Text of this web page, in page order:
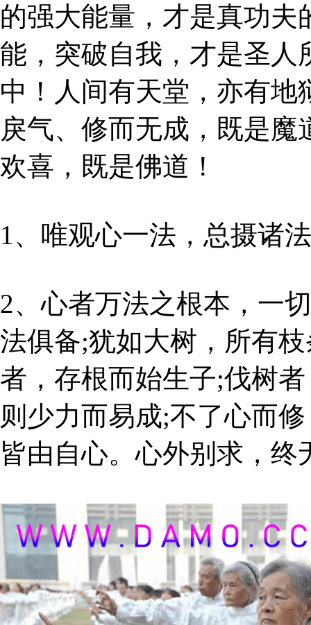
的强大能量，才是真功
能，突破自我，才是圣人
中！人间有天堂，亦有
戾气、修而无成，既是
欢喜，既是佛道！
1、唯观心一法，总摄诸
2、心者万法之根本，一
法俱备;犹如大树，所有
者，存根而始生子;伐树
则少力而易成;不了心而
皆由自心。心外别求，终